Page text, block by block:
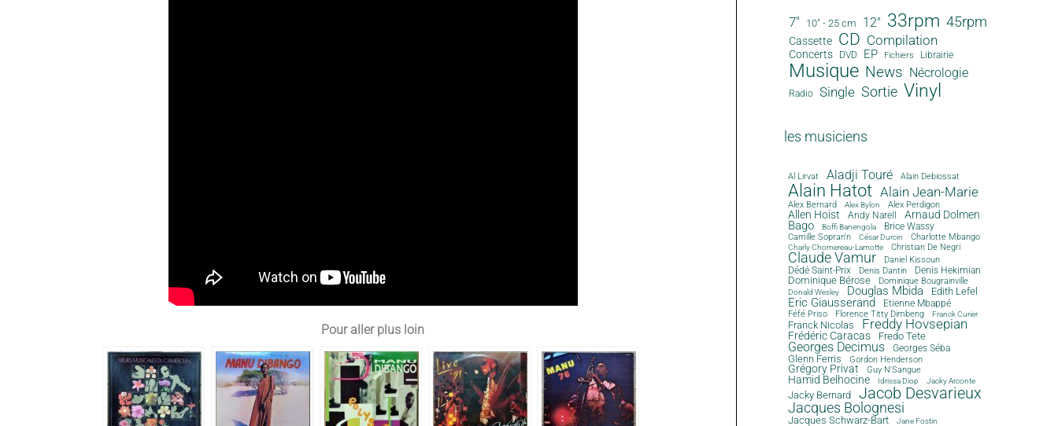
Pour aller plus loin
7" 10" - 25 cm 12" 33rpm 45rpm
Cassette CD Compilation
Concerts DVD EP Fichiers Librairie
Musique News Nécrologie
Radio Single Sortie Vinyl
les musiciens
Al Lirvat Aladji Touré Alain Debiossat
Alain Hatot Alain Jean-Marie
Alex Bernard Alex Bylon Alex Perdigon
Allen Hoist Andy Narell Arnaud Dolmen
Bago Boffi Banengola
Brice Wassy
Camille Sopran'n
César Durcin Charlotte Mbango
Charly Chomereau-Lamotte Christian De Negri
Claude Vamur Daniel Kissoun
Dédé Saint-Prix Denis Dantin Denis Hekimian
Dominique Bérose Dominique Bougrainville
Donald Wesley Douglas Mbida Edith Lefel
Eric Giausserand Etienne Mbappé
Féfé Priso Florence Titty Dimbeng Franck Curier
Franck Nicolas Freddy Hovsepian
Frédéric Caracas Fredo Tete
Georges Decimus Georges Séba
Glenn Ferris Gordon Henderson
Grégory Privat Guy N'Sangue
Hamid Belhocine Idrissa Diop Jacky Arconte
Jacky Bernard Jacob Desvarieux
Jacques Bolognesi
Jacques Schwarz-Bart Jane Fostin